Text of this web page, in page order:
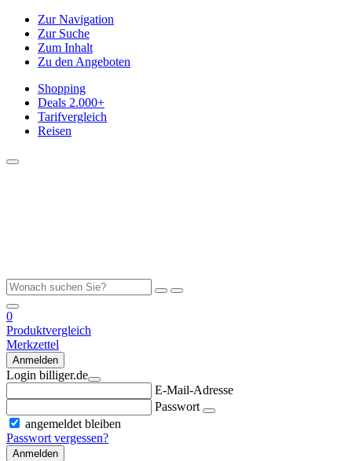
Zur Navigation
Zur Suche
Zum Inhalt
Zu den Angeboten
Shopping
Deals 2.000+
Tarifvergleich
Reisen
0
Produktvergleich
Merkzettel
Anmelden
Login billiger.de
E-Mail-Adresse
Passwort
angemeldet bleiben
Passwort vergessen?
Anmelden